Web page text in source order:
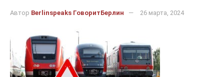
Автор Berlinspeaks ГоворитБерлин 26 марта, 2024